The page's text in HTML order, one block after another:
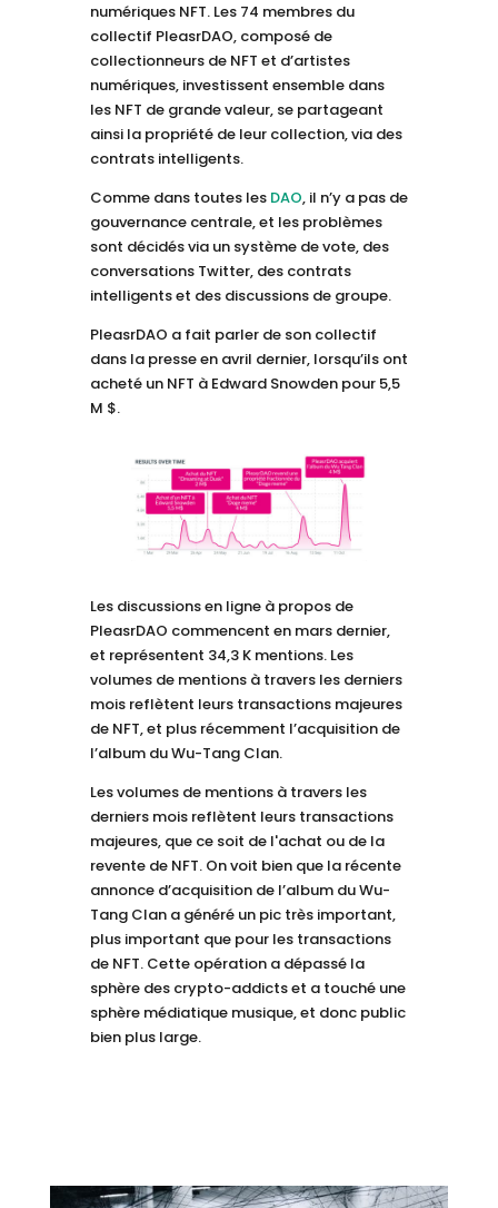
numériques NFT. Les 74 membres du
collectif PleasrDAO, composé de
collectionneurs de NFT et d’artistes
numériques, investissent ensemble dans
les NFT de grande valeur, se partageant
ainsi la propriété de leur collection, via des
contrats intelligents.
Comme dans toutes les DAO, il n’y a pas de
gouvernance centrale, et les problèmes
sont décidés via un système de vote, des
conversations Twitter, des contrats
intelligents et des discussions de groupe.
PleasrDAO a fait parler de son collectif
dans la presse en avril dernier, lorsqu’ils ont
acheté un NFT à Edward Snowden pour 5,5
M $.
Les discussions en ligne à propos de
PleasrDAO commencent en mars dernier,
et représentent 34,3 K mentions. Les
volumes de mentions à travers les derniers
mois reflètent leurs transactions majeures
de NFT, et plus récemment l’acquisition de
l’album du Wu-Tang Clan.
Les volumes de mentions à travers les
derniers mois reflètent leurs transactions
majeures, que ce soit de l'achat ou de la
revente de NFT. On voit bien que la récente
annonce d’acquisition de l’album du Wu-
Tang Clan a généré un pic très important,
plus important que pour les transactions
de NFT. Cette opération a dépassé la
sphère des crypto-addicts et a touché une
sphère médiatique musique, et donc public
bien plus large.